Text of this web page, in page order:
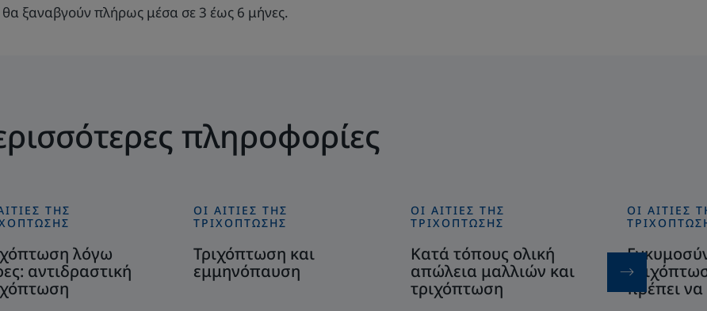
θα ξαναβγούν πλήρως μέσα σε 3 έως 6 μήνες.
πληροφορίες
ΤΗΣ
λόγω
αντιδραστική
Ανακαλύψτε
και
εμμηνόπαυση
ΟΙ ΑΙΤΊΕΣ ΤΗΣ
ΤΡΙΧΌΠΤΩΣΗΣ
Τριχόπτωση και
εμμηνόπαυση
Ανακαλύψτε
τόπους
ολική
απώλεια
ΟΙ ΑΙΤΊΕΣ ΤΗΣ
ΤΡΙΧΌΠΤΩΣΗΣ
Κατά τόπους ολική
απώλεια μαλλιών και
τριχόπτωση
Ανακαλύψτε
και
τριχόπτωση:
όλα
ΟΙ ΑΙΤΊΕΣ
πρέπει να